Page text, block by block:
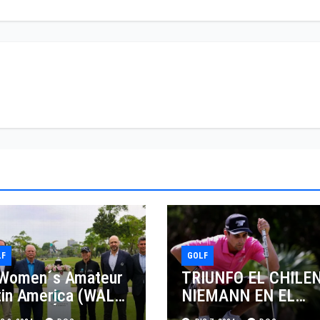
Amateur
America (WALA)
EN
GOLF
TRIUNFO EL
NIEMANN EN EL
ABIERTO PIF SAUDI